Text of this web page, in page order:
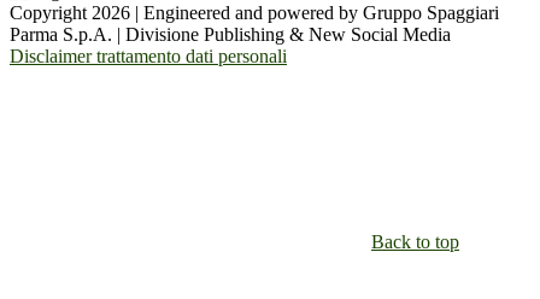
Copyright 2026 | Engineered and powered by Gruppo Spaggiari
Parma S.p.A. | Divisione Publishing & New Social Media
Disclaimer trattamento dati personali
Back to top